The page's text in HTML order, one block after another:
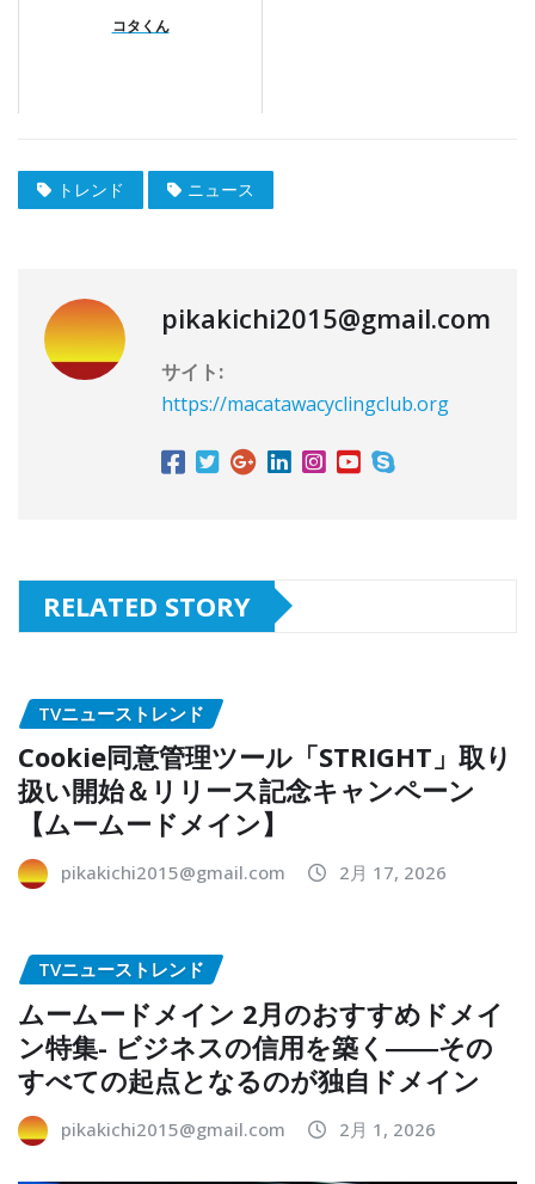
コタくん
トレンド ニュース
pikakichi2015@gmail.com
サイト:
https://macatawacyclingclub.org
RELATED STORY
TVニューストレンド
Cookie同意管理ツール「STRIGHT」取り
扱い開始＆リリース記念キャンペーン
【ムームードメイン】
pikakichi2015@gmail.com 2月 17, 2026
TVニューストレンド
ムームードメイン 2月のおすすめドメイ
ン特集- ビジネスの信用を築く――その
すべての起点となるのが独自ドメイン
pikakichi2015@gmail.com 2月 1, 2026